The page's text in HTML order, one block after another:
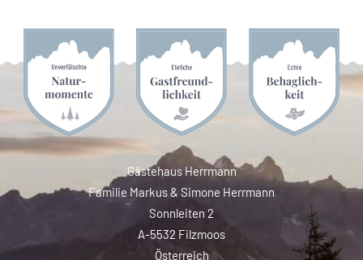
Gästehaus Herrmann
Familie Markus & Simone Herrmann
Sonnleiten 2
A-5532 Filzmoos
Österreich